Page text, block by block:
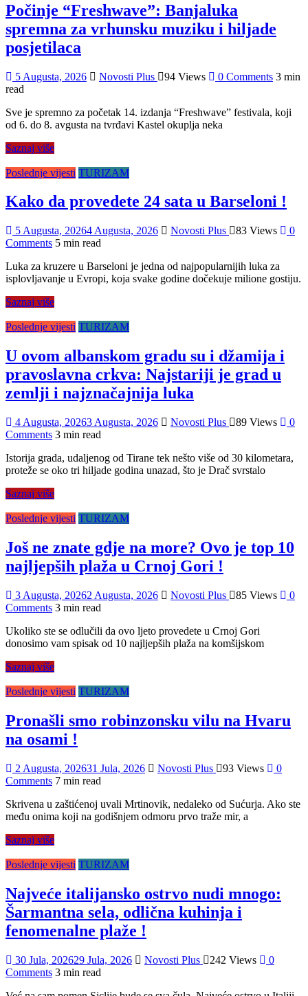
Počinje “Freshwave”: Banjaluka
spremna za vrhunsku muziku i hiljade
posjetilaca
5 Augusta, 2026 Novosti Plus 94 Views 0 Comments 3 min
read
Sve je spremno za početak 14. izdanja “Freshwave” festivala, koji
od 6. do 8. avgusta na tvrđavi Kastel okuplja neka
Saznaj više
Poslednje vijesti TURIZAM
Kako da provedete 24 sata u Barseloni !
5 Augusta, 20264 Augusta, 2026 Novosti Plus 83 Views
0
Comments 5 min read
Luka za kruzere u Barseloni je jedna od najpopularnijih luka za
isplovljavanje u Evropi, koja svake godine dočekuje milione gostiju.
Saznaj više
Poslednje vijesti TURIZAM
U ovom albanskom gradu su i džamija i
pravoslavna crkva: Najstariji je grad u
zemlji i najznačajnija luka
4 Augusta, 20263 Augusta, 2026 Novosti Plus 89 Views
0
Comments 3 min read
Istorija grada, udaljenog od Tirane tek nešto više od 30 kilometara,
proteže se oko tri hiljade godina unazad, što je Drač svrstalo
Saznaj više
Poslednje vijesti TURIZAM
Još ne znate gdje na more? Ovo je top 10
najljepših plaža u Crnoj Gori !
3 Augusta, 20262 Augusta, 2026 Novosti Plus 85 Views
0
Comments 3 min read
Ukoliko ste se odlučili da ovo ljeto provedete u Crnoj Gori
donosimo vam spisak od 10 najljepših plaža na komšijskom
Saznaj više
Poslednje vijesti TURIZAM
Pronašli smo robinzonsku vilu na Hvaru
na osami !
2 Augusta, 202631 Jula, 2026 Novosti Plus 93 Views
0
Comments 7 min read
Skrivena u zaštićenoj uvali Mrtinovik, nedaleko od Sućurja. Ako ste
među onima koji na godišnjem odmoru prvo traže mir, a
Saznaj više
Poslednje vijesti TURIZAM
Najveće italijansko ostrvo nudi mnogo:
Šarmantna sela, odlična kuhinja i
fenomenalne plaže !
30 Jula, 202629 Jula, 2026 Novosti Plus 242 Views
0
Comments 3 min read